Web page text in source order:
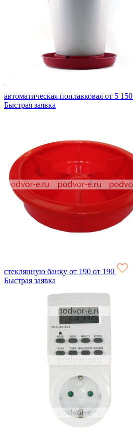
автоматическая поплавковая от 5 150
Быстрая заявка
стеклянную банку от 190 от 190
Быстрая заявка